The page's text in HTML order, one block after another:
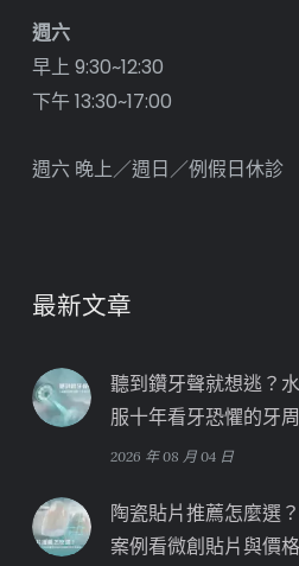
週六
早上 9:30~12:30
下午 13:30~17:00
週六 晚上／週日／例假日休診
最新文章
聽到鑽牙聲就想逃？
服十年看牙恐懼的牙
2026 年 08 月 04 日
陶瓷貼片推薦怎麼選
案例看微創貼片與價